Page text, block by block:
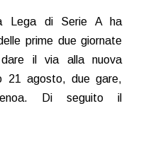
Lega di Serie A ha
prime due giornate
il via alla nuova
21 agosto, due gare,
Di seguito il